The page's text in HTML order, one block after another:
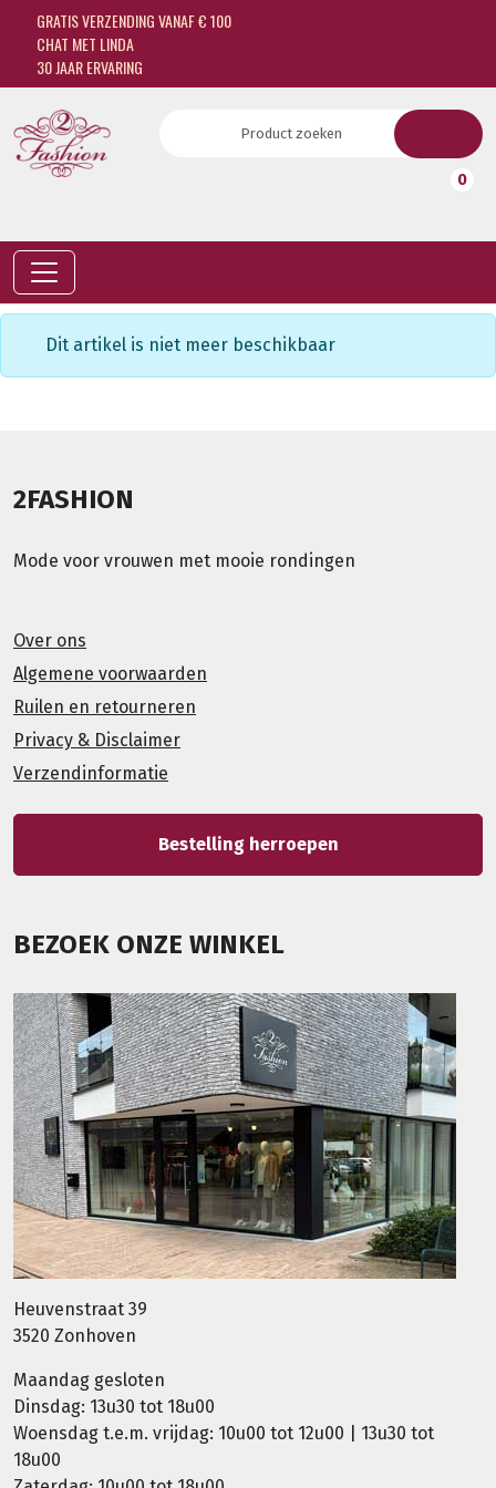
GRATIS VERZENDING VANAF € 100
CHAT MET LINDA
30 JAAR ERVARING
0
Dit artikel is niet meer beschikbaar
2FASHION
Mode voor vrouwen met mooie rondingen
Over ons
Algemene voorwaarden
Ruilen en retourneren
Privacy & Disclaimer
Verzendinformatie
Bestelling herroepen
BEZOEK ONZE WINKEL
Heuvenstraat 39
3520 Zonhoven
Maandag gesloten
Dinsdag: 13u30 tot 18u00
Woensdag t.e.m. vrijdag: 10u00 tot 12u00 | 13u30 tot
18u00